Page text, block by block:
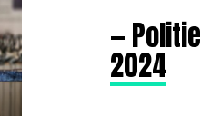
—
2024